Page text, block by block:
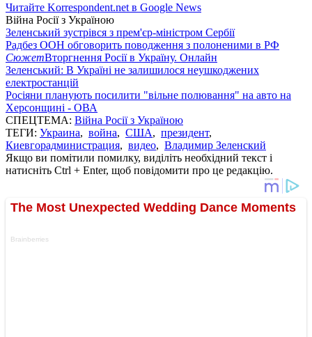
Читайте Korrespondent.net в Google News
Війна Росії з Україною
Зеленський зустрівся з прем'єр-міністром Сербії
Радбез ООН обговорить поводження з полоненими в РФ
СюжетВторгнення Росії в Україну. Онлайн
Зеленський: В Україні не залишилося неушкоджених
електростанцій
Росіяни планують посилити "вільне полювання" на авто на
Херсонщині - ОВА
СПЕЦТЕМА: Війна Росії з Україною
ТЕГИ: Украина, война, США, президент,
Киевгорадминистрация, видео, Владимир Зеленский
Якщо ви помітили помилку, виділіть необхідний текст і
натисніть Ctrl + Enter, щоб повідомити про це редакцію.